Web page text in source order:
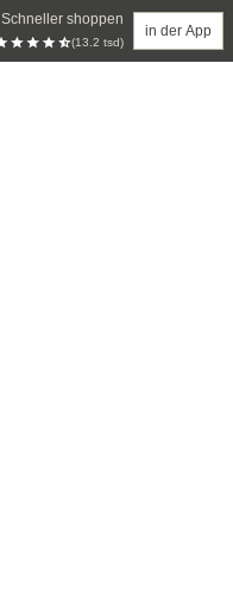
Schneller shoppen
(13.2 tsd)
in der App